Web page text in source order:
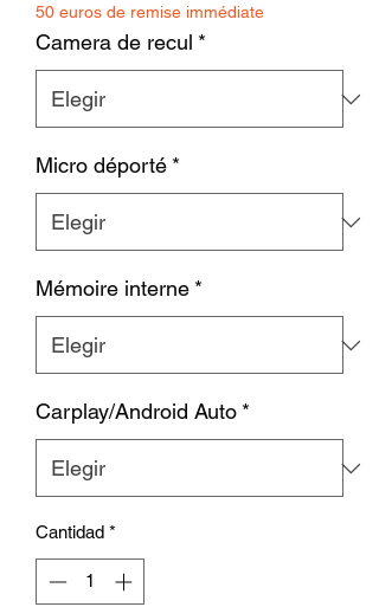
50 euros de remise immédiate
Camera de recul *
Micro déporté *
Mémoire interne *
Carplay/Android Auto *
Cantidad *